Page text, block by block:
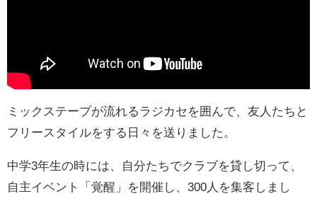
ミックステープが流れるラジカセを囲んで、友人たちと
フリースタイルをする日々を送りました。
中学3年生の時には、自分たちでクラブを貸し切って、
自主イベント「覚醒」を開催し、300人を集客しまし